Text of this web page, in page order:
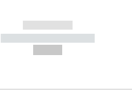
------------
----------- -----------